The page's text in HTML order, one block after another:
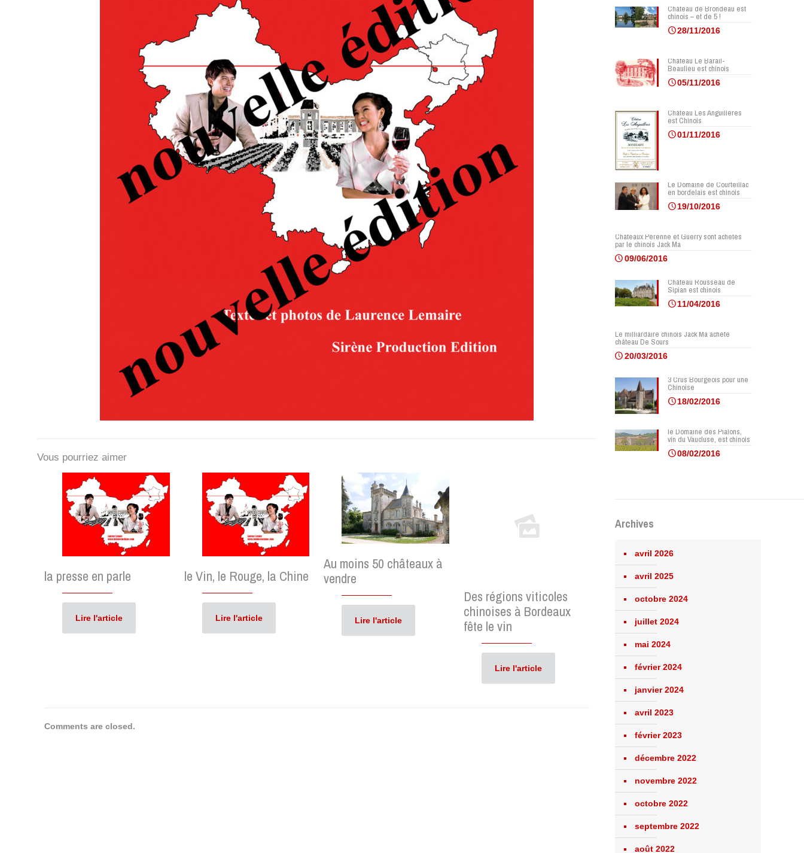
Vous pourriez aimer
la presse en parle
Lire l'article
le Vin, le Rouge, la Chine
Lire l'article
Au moins 50 châteaux à
vendre
Lire l'article
Des régions viticoles
chinoises à Bordeaux
fête le vin
Lire l'article
Comments are closed.
Château de Brondeau est
chinois – et de 5 !
28/11/2016
Château Le Barail-
Beaulieu est chinois
05/11/2016
Château Les Anguillères
est Chinois
01/11/2016
Le Domaine de Courteillac
en bordelais est chinois
19/10/2016
Châteaux Pérenne et Guerry sont achetés
par le chinois Jack Ma
09/06/2016
Château Rousseau de
Sipian est chinois
11/04/2016
Le milliardaire chinois Jack Ma achète
château De Sours
20/03/2016
3 Crus Bourgeois pour une
Chinoise
18/02/2016
le Domaine des Pialons,
vin du Vaucluse, est chinois
08/02/2016
Archives
avril 2026
avril 2025
octobre 2024
juillet 2024
mai 2024
février 2024
janvier 2024
avril 2023
février 2023
décembre 2022
novembre 2022
octobre 2022
septembre 2022
août 2022